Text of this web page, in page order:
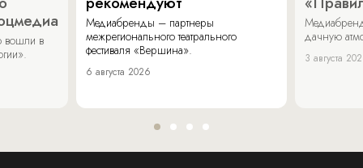
вошли в
Медиабренды – партнеры
межрегионального театрального
фестиваля «Вершина».
6 августа 2026
дачную
3 августа